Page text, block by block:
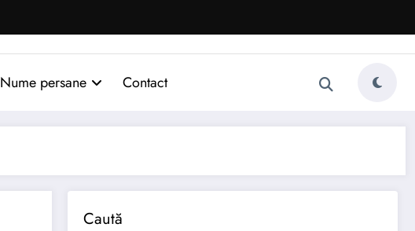
Nume persane Contact
Caută